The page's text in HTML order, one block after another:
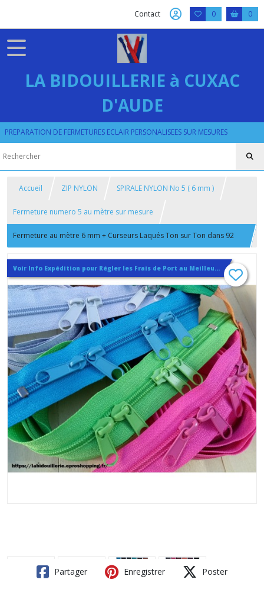
Contact 0 0
LA BIDOUILLERIE à CUXAC
D'AUDE
PREPARATION DE FERMETURES ECLAIR PERSONALISEES SUR MESURES
Accueil ZIP NYLON SPIRALE NYLON No 5 ( 6 mm )
Fermeture numero 5 au mètre sur mesure
Fermeture au mètre 6 mm + Curseurs Laqués Ton sur Ton dans 92
Coloris sur Nuancier
Voir Info Expédition pour Régler les Frais de Port au Meilleur Prix , En haut d'ecran à Droite
Partager Enregistrer Poster